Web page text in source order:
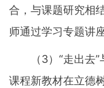
合，与课题研究相
师通过学习专题讲
（3）“走出去
课程新教材在立德